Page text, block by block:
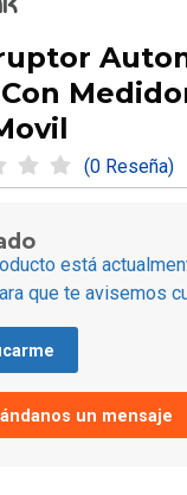
(0 Reseña)
está
que te avisemos
un mensaje